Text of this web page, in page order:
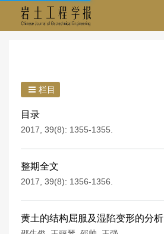
栏目
目录
2017, 39(8): 1355-1355.
整期全文
2017, 39(8): 1356-1356.
黄土的结构屈服及湿陷变形的分析